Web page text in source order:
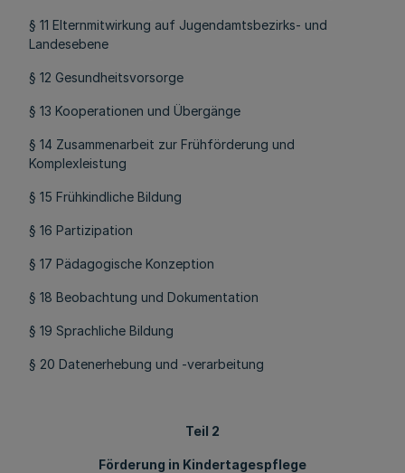
§ 11 Elternmitwirkung auf Jugendamtsbezirks- und
Landesebene
§ 12 Gesundheitsvorsorge
§ 13 Kooperationen und Übergänge
§ 14 Zusammenarbeit zur Frühförderung und
Komplexleistung
§ 15 Frühkindliche Bildung
§ 16 Partizipation
§ 17 Pädagogische Konzeption
§ 18 Beobachtung und Dokumentation
§ 19 Sprachliche Bildung
§ 20 Datenerhebung und -verarbeitung
Teil 2
Förderung in Kindertagespflege